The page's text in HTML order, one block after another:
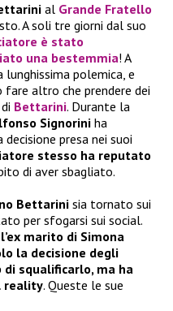
al Grande Fratello
A soli tre giorni dal suo
è stato
una bestemmia! A
polemica, e
altro che prendere dei
Bettarini. Durante la
Signoriniha
decisione presa nei suoi
stesso ha reputato
di aver sbagliato.
Bettarini sia tornato sui
per sfogarsi sui social.
l’ex marito di Simona
la decisione degli
squalificarlo, ma ha
reality. Queste le sue